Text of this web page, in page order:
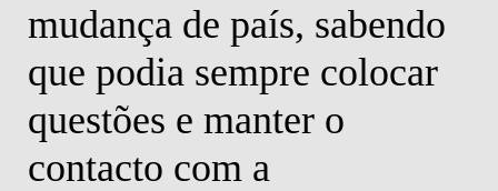
mudança de país, sabendo
que podia sempre colocar
questões e manter o
contacto com a